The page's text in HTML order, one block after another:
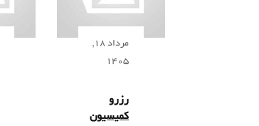
مرداد 18,
1405
رزرو
کمیسیون